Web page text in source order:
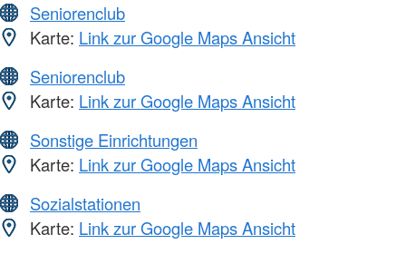
Seniorenclub
Karte: Link zur Google Maps Ansicht
Seniorenclub
Karte: Link zur Google Maps Ansicht
Sonstige Einrichtungen
Karte: Link zur Google Maps Ansicht
Sozialstationen
Karte: Link zur Google Maps Ansicht